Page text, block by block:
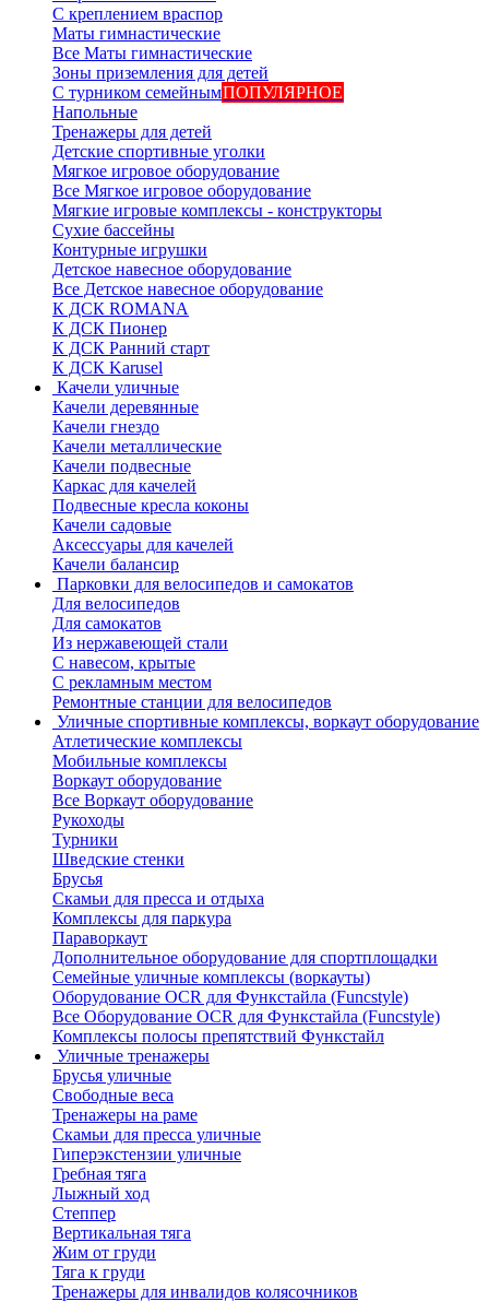
С креплением враспор
Маты гимнастические
Все Маты гимнастические
Зоны приземления для детей
С турником семейнымПОПУЛЯРНОЕ
Напольные
Тренажеры для детей
Детские спортивные уголки
Мягкое игровое оборудование
Все Мягкое игровое оборудование
Мягкие игровые комплексы - конструкторы
Сухие бассейны
Контурные игрушки
Детское навесное оборудование
Все Детское навесное оборудование
К ДСК ROMANA
К ДСК Пионер
К ДСК Ранний старт
К ДСК Karusel
Качели уличные
Качели деревянные
Качели гнездо
Качели металлические
Качели подвесные
Каркас для качелей
Подвесные кресла коконы
Качели садовые
Аксессуары для качелей
Качели балансир
Парковки для велосипедов и самокатов
Для велосипедов
Для самокатов
Из нержавеющей стали
С навесом, крытые
С рекламным местом
Ремонтные станции для велосипедов
Уличные спортивные комплексы, воркаут оборудование
Атлетические комплексы
Мобильные комплексы
Воркаут оборудование
Все Воркаут оборудование
Рукоходы
Турники
Шведские стенки
Брусья
Скамьи для пресса и отдыха
Комплексы для паркура
Параворкаут
Дополнительное оборудование для спортплощадки
Семейные уличные комплексы (воркауты)
Оборудование OCR для Функстайла (Funcstyle)
Все Оборудование OCR для Функстайла (Funcstyle)
Комплексы полосы препятствий Функстайл
Уличные тренажеры
Брусья уличные
Свободные веса
Тренажеры на раме
Скамьи для пресса уличные
Гиперэкстензии уличные
Гребная тяга
Лыжный ход
Степпер
Вертикальная тяга
Жим от груди
Тяга к груди
Тренажеры для инвалидов колясочников